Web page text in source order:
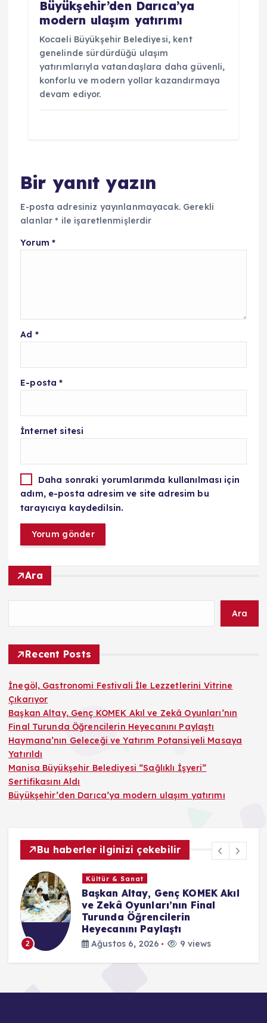
Büyükşehir’den Darıca’ya
modern ulaşım yatırımı
Kocaeli Büyükşehir Belediyesi, kent
genelinde sürdürdüğü ulaşım
yatırımlarıyla vatandaşlara daha güvenli,
konforlu ve modern yollar kazandırmaya
devam ediyor.
Bir yanıt yazın
E-posta adresiniz yayınlanmayacak. Gerekli
alanlar* ile işaretlenmişlerdir
Yorum *
Ad *
E-posta*
İnternet sitesi
Daha sonraki yorumlarımda kullanılması için
adım, e-posta adresim ve site adresim bu
tarayıcıya kaydedilsin.
Ara
Ara
Recent Posts
İnegöl, Gastronomi Festivali İle Lezzetlerini Vitrine
Çıkarıyor
Başkan Altay, Genç KOMEK Akıl ve Zekâ Oyunları’nın
Final Turunda Öğrencilerin Heyecanını Paylaştı
Haymana’nın Geleceği ve Yatırım Potansiyeli Masaya
Yatırıldı
Manisa Büyükşehir Belediyesi “Sağlıklı İşyeri”
Sertifikasını Aldı
Büyükşehir’den Darıca’ya modern ulaşım yatırımı
Bu haberler ilginizi çekebilir
2
Kültür & Sanat
Başkan Altay, Genç KOMEK Akıl
ve Zekâ Oyunları’nın Final
Turunda Öğrencilerin
Heyecanını Paylaştı
Ağustos 6, 2026 9 views